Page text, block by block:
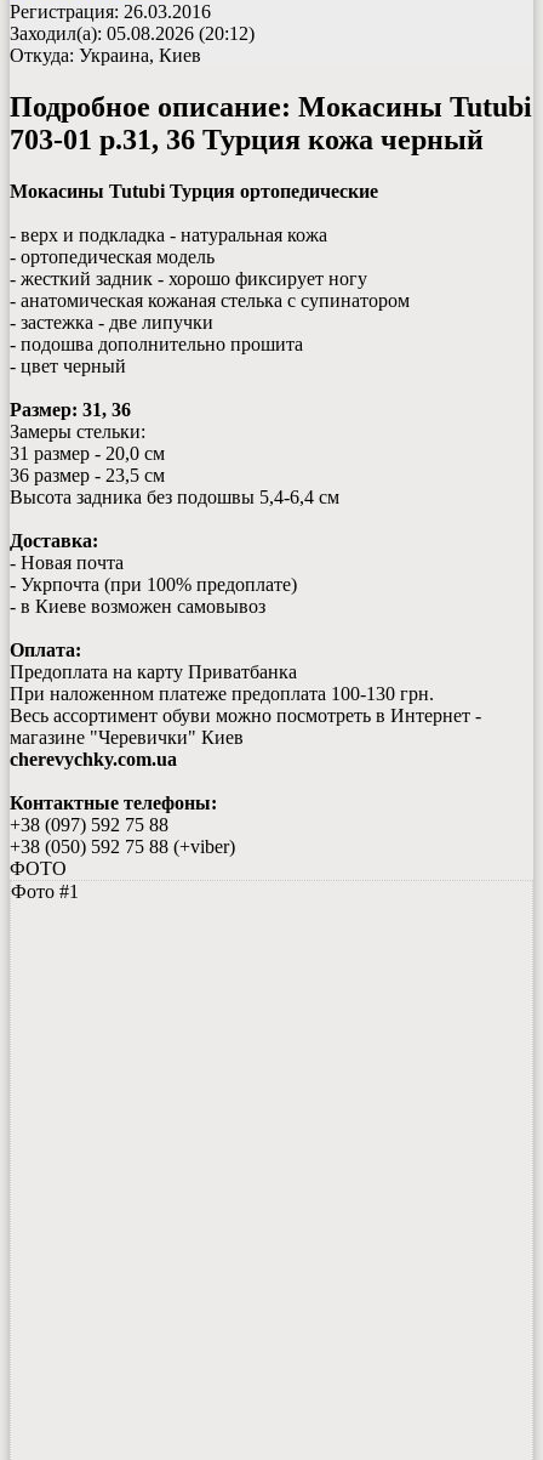
Регистрация: 26.03.2016
Заходил(а): 05.08.2026 (20:12)
Откуда: Украина, Киев
Подробное описание: Мокасины Tutubi
703-01 р.31, 36 Турция кожа черный
Мокасины Tutubi Турция ортопедические
- верх и подкладка - натуральная кожа
- ортопедическая модель
- жесткий задник - хорошо фиксирует ногу
- анатомическая кожаная стелька с супинатором
- застежка - две липучки
- подошва дополнительно прошита
- цвет черный
Размер: 31, 36
Замеры стельки:
31 размер - 20,0 см
36 размер - 23,5 см
Высота задника без подошвы 5,4-6,4 см
Доставка:
- Новая почта
- Укрпочта (при 100% предоплате)
- в Киеве возможен самовывоз
Оплата:
Предоплата на карту Приватбанка
При наложенном платеже предоплата 100-130 грн.
Весь ассортимент обуви можно посмотреть в Интернет -
магазине "Черевички" Киев
cherevychky.com.ua
Контактные телефоны:
+38 (097) 592 75 88
+38 (050) 592 75 88 (+viber)
ФОТО
Фото #1